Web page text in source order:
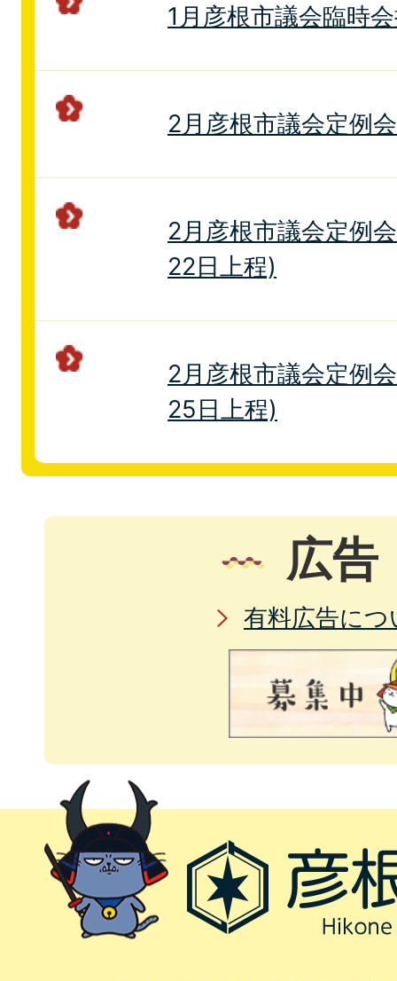
1月彦根市議会臨時
2月彦根市議会定例
2月彦根市議会定例
22日上程)
2月彦根市議会定例
25日上程)
広告
有料広告につ